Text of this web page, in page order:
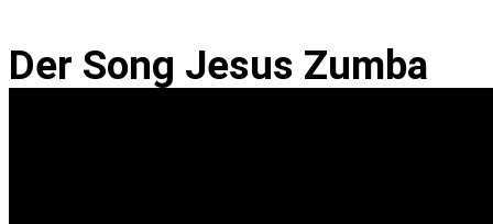
Der Song Jesus Zumba